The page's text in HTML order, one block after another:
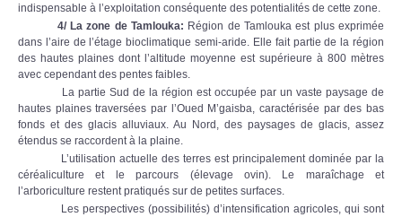
indispensable à l’exploitation conséquente des potentialités de cette zone.
4/ La zone de Tamlouka: Région de Tamlouka est plus exprimée
dans l’aire de l’étage bioclimatique semi-aride. Elle fait partie de la région
des hautes plaines dont l’altitude moyenne est supérieure à 800 mètres
avec cependant des pentes faibles.
La partie Sud de la région est occupée par un vaste paysage de
hautes plaines traversées par l’Oued M’gaisba, caractérisée par des bas
fonds et des glacis alluviaux. Au Nord, des paysages de glacis, assez
étendus se raccordent à la plaine.
L’utilisation actuelle des terres est principalement dominée par la
céréaliculture et le parcours (élevage ovin). Le maraîchage et
l’arboriculture restent pratiqués sur de petites surfaces.
Les perspectives (possibilités) d’intensification agricoles, qui sont